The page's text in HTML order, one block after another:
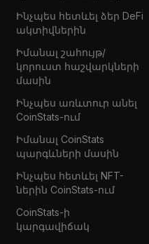
Ինչպես հետևել ձեր DeFi
ակտիվներին
Իմանալ շահույթ/
կորուստ հաշվարկների
մասին
Ինչպես առևտուր անել
CoinStats-ում
Իմանալ CoinStats
պարգևների մասին
Ինչպես հետևել NFT-
ներին CoinStats-ում
CoinStats-ի
կարգավիճակ